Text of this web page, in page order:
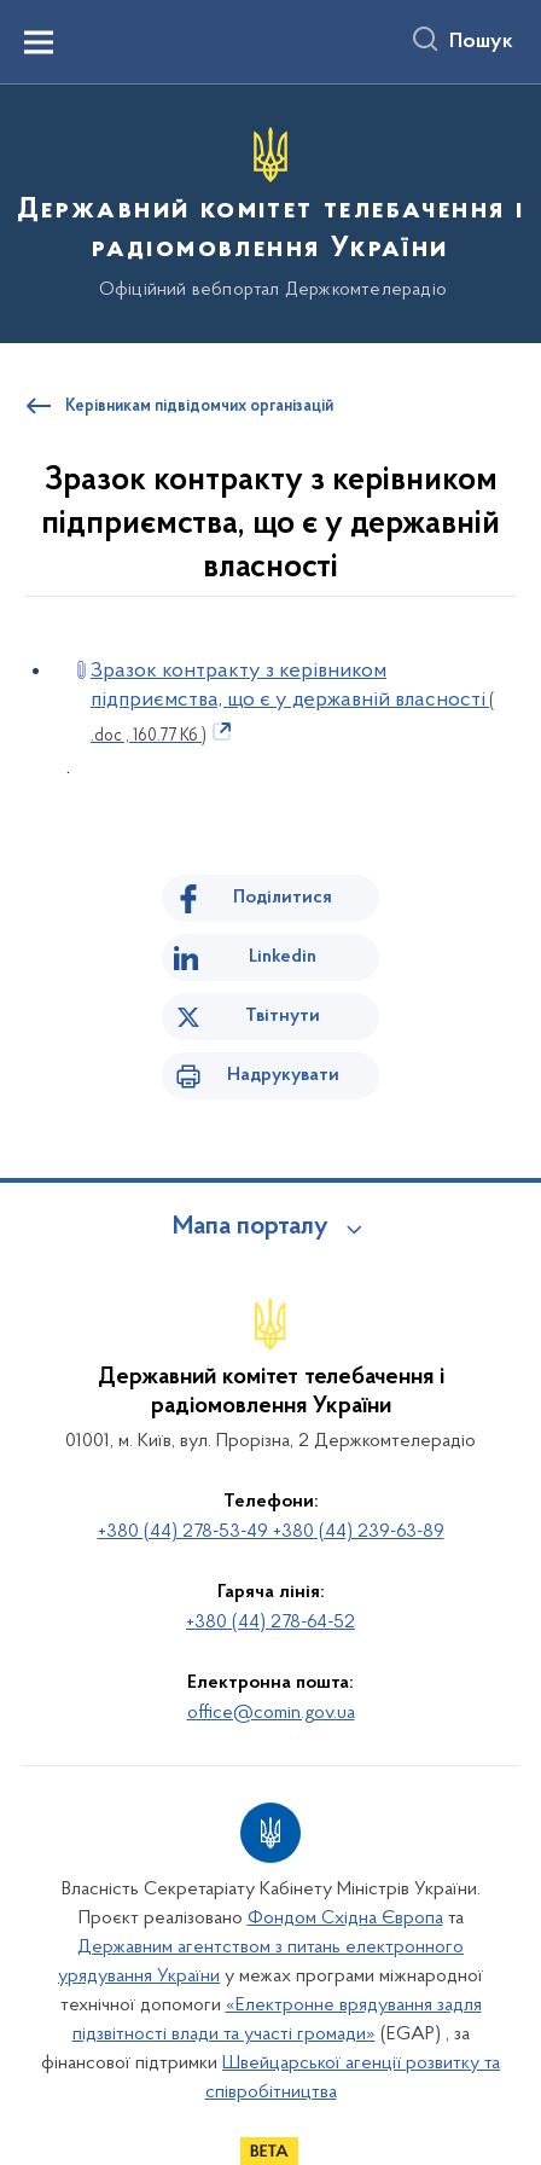
вмістуMenu Пошук
Державний комітет телебачення і
радіомовлення України
Офіційний вебпортал Держкомтелерадіо
Керівникам підвідомчих організацій
Зразок контракту з керівником
підприємства, що є у державній
власності
Зразок контракту з керівником
підприємства, що є у державній власності (
.doc , 160.77 Кб )
.
Поділитися
Linkedin
Твітнути
Надрукувати
Мапа порталу
Державний комітет телебачення і
радіомовлення України
01001, м. Київ, вул. Прорізна, 2 Держкомтелерадіо
Телефони:
+380 (44) 278-53-49 +380 (44) 239-63-89
Гаряча лінія:
+380 (44) 278-64-52
Електронна пошта:
office@comin.gov.ua
Власність Секретаріату Кабінету Міністрів України.
Проєкт реалізовано Фондом Східна Європата
Державним агентством з питань електронного
урядування України у межах програми міжнародної
технічної допомоги «Електронне врядування задля
підзвітності влади та участі громади» (EGAP) , за
фінансової підтримки Швейцарської агенції розвитку та
співробітництва